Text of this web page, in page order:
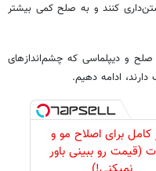
کنند و به صلح کمی بیشتر
و دیپلماسی که چشم‌اندازهای
ادامه دهیم.
کامل برای اصلاح مو و
(قیمت رو ببینی باور